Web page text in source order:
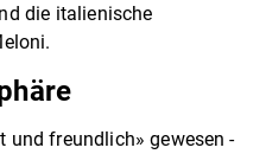
die italienische
und freundlich» gewesen -